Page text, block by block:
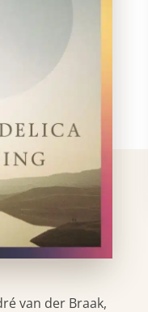
van der Braak,